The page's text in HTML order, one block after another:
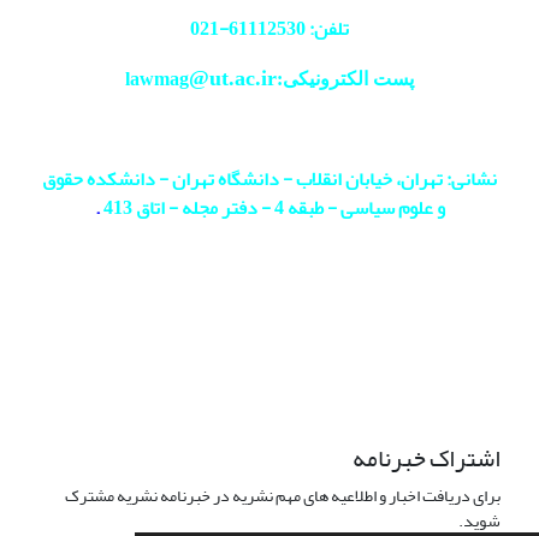
تلفن: 61112530-
021
پست الکترونیکی:lawmag@ut.ac.ir
نشانی: تهران، خیابان انقلاب - دانشگاه تهران - دانشکده حقوق
و علوم سیاسی - طبقه 4 - دفتر مجله - اتاق 413
.
اشتراک خبرنامه
برای دریافت اخبار و اطلاعیه های مهم نشریه در خبرنامه نشریه مشترک
شوید.